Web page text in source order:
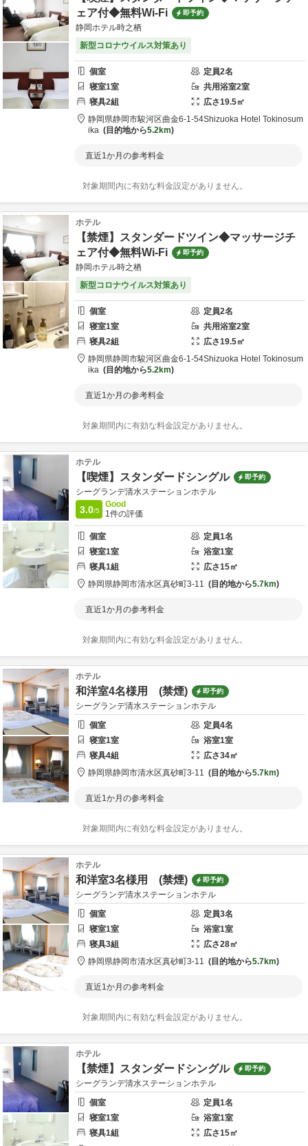
ェア付◆無料Wi-Fi
即予約
静岡ホテル時之栖
新型コロナウイルス対策あり
個室 定員2名
寝室1室 共用浴室2室
寝具2組 広さ19.5㎡
静岡県静岡市駿河区曲金6-1-54Shizuoka Hotel Tokinosum
ika
目的地から5.2km
直近1か月の参考料金
対象期間内に有効な料金設定がありません。
ホテル
【禁煙】スタンダードツイン◆マッサージチ
ェア付◆無料Wi-Fi
即予約
静岡ホテル時之栖
新型コロナウイルス対策あり
個室 定員2名
寝室1室 共用浴室2室
寝具2組 広さ19.5㎡
静岡県静岡市駿河区曲金6-1-54Shizuoka Hotel Tokinosum
ika
目的地から5.2km
直近1か月の参考料金
対象期間内に有効な料金設定がありません。
ホテル
【喫煙】スタンダードシングル 即予約
シーグランデ清水ステーションホテル
3.0/5
Good
1件の評価
個室 定員1名
寝室1室 浴室1室
寝具1組 広さ15㎡
静岡県静岡市清水区真砂町3-11 目的地から5.7km
直近1か月の参考料金
対象期間内に有効な料金設定がありません。
ホテル
和洋室4名様用 (禁煙) 即予約
シーグランデ清水ステーションホテル
個室
定員4名
寝室1室 浴室1室
寝具4組 広さ34㎡
静岡県静岡市清水区真砂町3-11 目的地から5.7km
直近1か月の参考料金
対象期間内に有効な料金設定がありません。
ホテル
和洋室3名様用 (禁煙) 即予約
シーグランデ清水ステーションホテル
個室
定員3名
寝室1室 浴室1室
寝具3組 広さ28㎡
静岡県静岡市清水区真砂町3-11 目的地から5.7km
直近1か月の参考料金
対象期間内に有効な料金設定がありません。
ホテル
【禁煙】スタンダードシングル 即予約
シーグランデ清水ステーションホテル
個室
定員1名
寝室1室 浴室1室
寝具1組 広さ15㎡